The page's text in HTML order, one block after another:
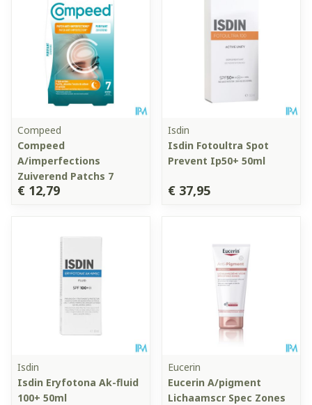
Compeed
Compeed
A/imperfections
Zuiverend Patchs 7
€ 12,79
Isdin
Isdin Fotoultra Spot
Prevent Ip50+ 50ml
€ 37,95
Isdin
Isdin Eryfotona Ak-fluid
100+ 50ml
Eucerin
Eucerin A/pigment
Lichaamscr Spec Zones